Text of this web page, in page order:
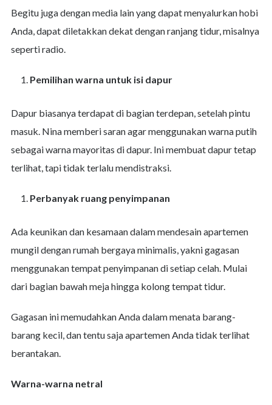
Begitu juga dengan media lain yang dapat menyalurkan hobi
Anda, dapat diletakkan dekat dengan ranjang tidur, misalnya
seperti radio.
Pemilihan warna untuk isi dapur
Dapur biasanya terdapat di bagian terdepan, setelah pintu
masuk. Nina memberi saran agar menggunakan warna putih
sebagai warna mayoritas di dapur. Ini membuat dapur tetap
terlihat, tapi tidak terlalu mendistraksi.
Perbanyak ruang penyimpanan
Ada keunikan dan kesamaan dalam mendesain apartemen
mungil dengan rumah bergaya minimalis, yakni gagasan
menggunakan tempat penyimpanan di setiap celah. Mulai
dari bagian bawah meja hingga kolong tempat tidur.
Gagasan ini memudahkan Anda dalam menata barang-
barang kecil, dan tentu saja apartemen Anda tidak terlihat
berantakan.
Warna-warna netral